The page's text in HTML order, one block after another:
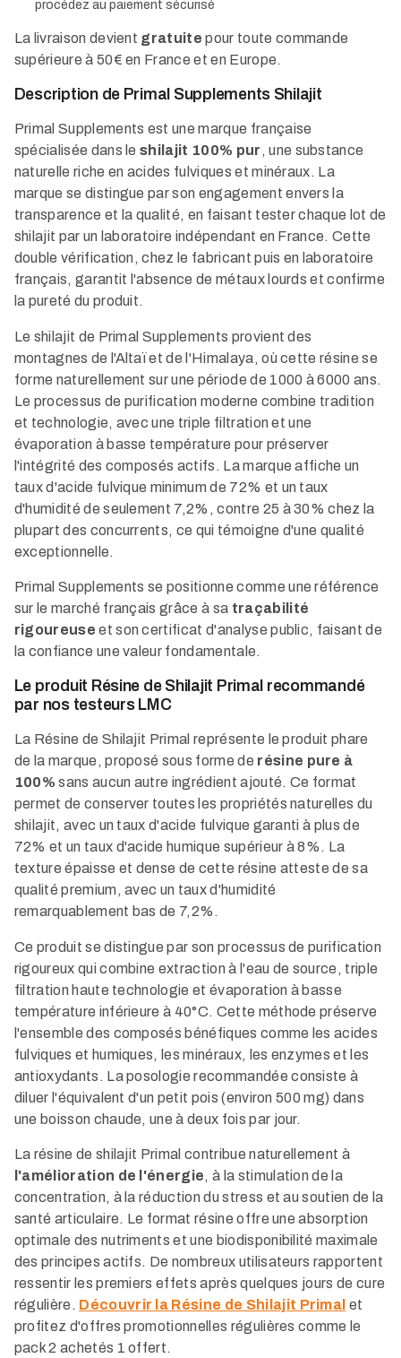
procédez au paiement sécurisé​
La livraison devient gratuite pour toute commande
supérieure à 50€ en France et en Europe.​
Description de Primal Supplements Shilajit
Primal Supplements est une marque française
spécialisée dans leshilajit 100% pur , une substance
naturelle riche en acides fulviques et minéraux. La
marque se distingue par son engagement envers la
transparence et la qualité, en faisant tester chaque lot de
shilajit par un laboratoire indépendant en France. Cette
double vérification, chez le fabricant puis en laboratoire
français, garantit l'absence de métaux lourds et confirme
la pureté du produit.​
Le shilajit de Primal Supplements provient des
montagnes de l'Altaï et de l'Himalaya, où cette résine se
forme naturellement sur une période de 1000 à 6000 ans.
Le processus de purification moderne combine tradition
et technologie, avec une triple filtration et une
évaporation à basse température pour préserver
l'intégrité des composés actifs. La marque affiche un
taux d'acide fulvique minimum de 72% et un taux
d'humidité de seulement 7,2%, contre 25 à 30% chez la
plupart des concurrents, ce qui témoigne d'une qualité
exceptionnelle.​
Primal Supplements se positionne comme une référence
sur le marché français grâce à sa traçabilité
rigoureuse et son certificat d'analyse public, faisant de
la confiance une valeur fondamentale.​
Le produit Résine de Shilajit Primal recommandé
par nos testeurs LMC
La Résine de Shilajit Primal représente le produit phare
de la marque, proposé sous forme de résine pure à
100% sans aucun autre ingrédient ajouté. Ce format
permet de conserver toutes les propriétés naturelles du
shilajit, avec un taux d'acide fulvique garanti à plus de
72% et un taux d'acide humique supérieur à 8%. La
texture épaisse et dense de cette résine atteste de sa
qualité premium, avec un taux d'humidité
remarquablement bas de 7,2%.​
Ce produit se distingue par son processus de purification
rigoureux qui combine extraction à l'eau de source, triple
filtration haute technologie et évaporation à basse
température inférieure à 40°C. Cette méthode préserve
l'ensemble des composés bénéfiques comme les acides
fulviques et humiques, les minéraux, les enzymes et les
antioxydants. La posologie recommandée consiste à
diluer l'équivalent d'un petit pois (environ 500 mg) dans
une boisson chaude, une à deux fois par jour.​
La résine de shilajit Primal contribue naturellement à
l'amélioration de l'énergie, à la stimulation de la
concentration, à la réduction du stress et au soutien de la
santé articulaire. Le format résine offre une absorption
optimale des nutriments et une biodisponibilité maximale
des principes actifs. De nombreux utilisateurs rapportent
ressentir les premiers effets après quelques jours de cure
régulière. Découvrir la Résine de Shilajit Primal et
profitez d'offres promotionnelles régulières comme le
pack 2 achetés 1 offert.​